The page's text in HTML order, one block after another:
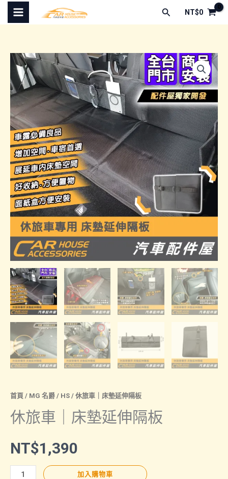
搜
尋
NT$0
首頁 / MG 名爵 / HS / 休旅車｜床墊延伸隔板
休旅車｜床墊延伸隔板
NT$1,390
加入購物車